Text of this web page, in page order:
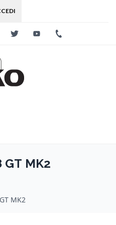
LinkedinTwitter Youtube
GT MK2
MK2